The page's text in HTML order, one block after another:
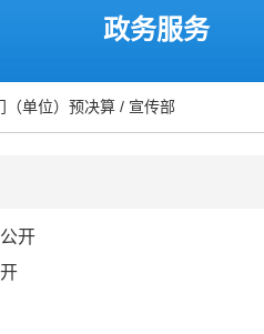
政务服务
（单位）预决算 / 宣传部
开